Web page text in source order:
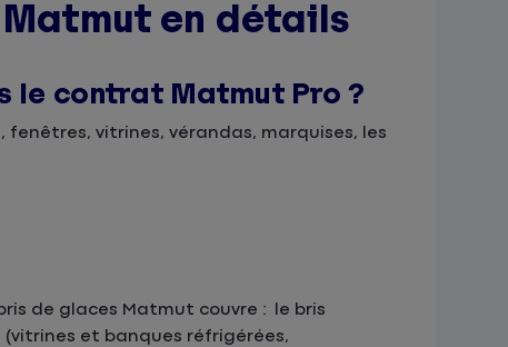
Matmut en détails
le contrat Matmut Pro ?
fenêtres, vitrines, vérandas, marquises, les
de glaces Matmut couvre : le bris
et banques réfrigérées,